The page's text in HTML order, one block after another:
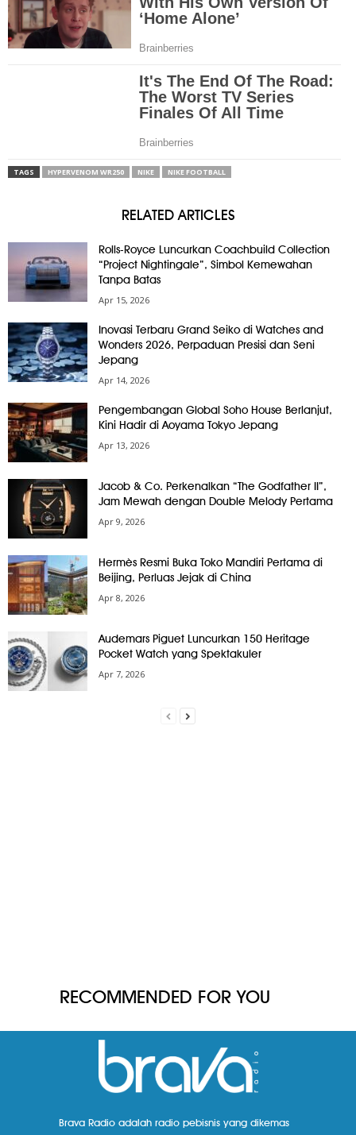
TAGS HYPERVENOM WR250 NIKE NIKE FOOTBALL
RELATED ARTICLES
Rolls-Royce Luncurkan Coachbuild Collection
“Project Nightingale”, Simbol Kemewahan
Tanpa Batas
Apr 15, 2026
Inovasi Terbaru Grand Seiko di Watches and
Wonders 2026, Perpaduan Presisi dan Seni
Jepang
Apr 14, 2026
Pengembangan Global Soho House Berlanjut,
Kini Hadir di Aoyama Tokyo Jepang
Apr 13, 2026
Jacob & Co. Perkenalkan “The Godfather II”,
Jam Mewah dengan Double Melody Pertama
Apr 9, 2026
Hermès Resmi Buka Toko Mandiri Pertama di
Beijing, Perluas Jejak di China
Apr 8, 2026
Audemars Piguet Luncurkan 150 Heritage
Pocket Watch yang Spektakuler
Apr 7, 2026
RECOMMENDED FOR YOU
Brava Radio adalah radio pebisnis yang dikemas